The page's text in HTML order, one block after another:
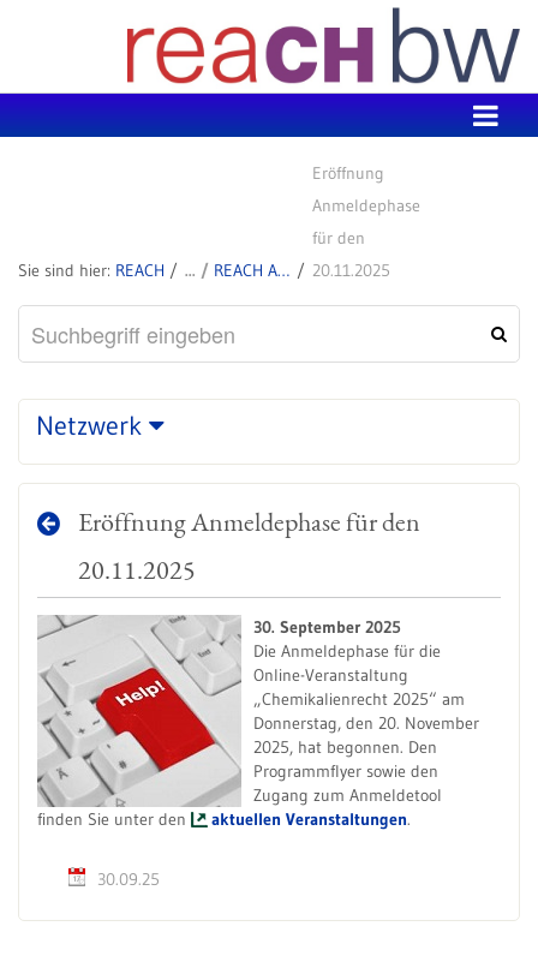
REACH REACH Aktuell
Eröffnung
Anmeldephase
für den
20.11.2025
Netzwerk
Eröffnung Anmeldephase für den
20.11.2025
30. September 2025
Die Anmeldephase für die
Online-Veranstaltung
„Chemikalienrecht 2025“ am
Donnerstag, den 20. November
2025, hat begonnen. Den
Programmflyer sowie den
Zugang zum Anmeldetool
finden Sie unter den
aktuellen Veranstaltungen.
30.09.25